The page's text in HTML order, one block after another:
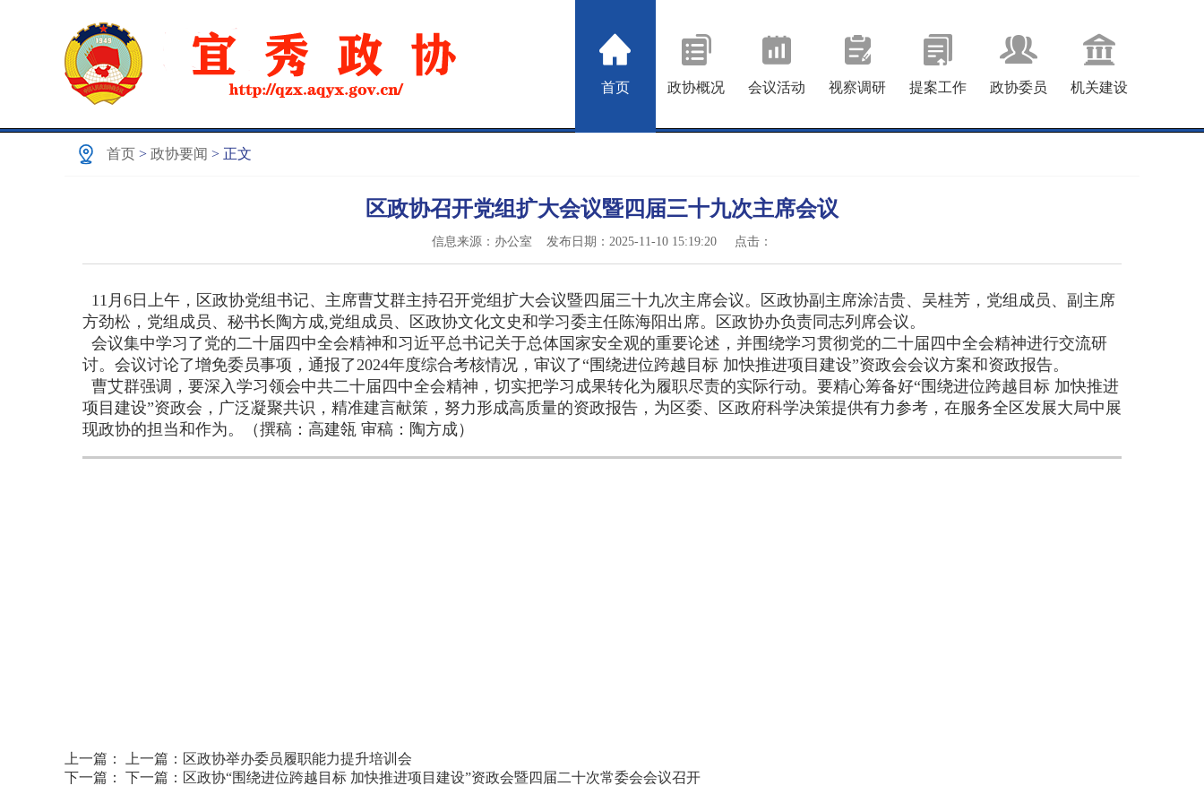
首页 政协概况 会议活动 视察调研 提案工作 政协委员 机关建设
首页 > 政协要闻 > 正文
区政协召开党组扩大会议暨四届三十九次主席会议
信息来源：办公室 发布日期：2025-11-10 15:19:20 点击：
11月6日上午，区政协党组书记、主席曹艾群主持召开党组扩大会议暨四届三十九次主席会议。区政协副主席涂洁贵、吴桂芳，党组成员、副主席
方劲松，党组成员、秘书长陶方成,党组成员、区政协文化文史和学习委主任陈海阳出席。区政协办负责同志列席会议。
会议集中学习了党的二十届四中全会精神和习近平总书记关于总体国家安全观的重要论述，并围绕学习贯彻党的二十届四中全会精神进行交流研
讨。会议讨论了增免委员事项，通报了2024年度综合考核情况，审议了“围绕进位跨越目标 加快推进项目建设”资政会会议方案和资政报告。
曹艾群强调，要深入学习领会中共二十届四中全会精神，切实把学习成果转化为履职尽责的实际行动。要精心筹备好“围绕进位跨越目标 加快推进
项目建设”资政会，广泛凝聚共识，精准建言献策，努力形成高质量的资政报告，为区委、区政府科学决策提供有力参考，在服务全区发展大局中展
现政协的担当和作为。（撰稿：高建瓴 审稿：陶方成）
上一篇： 上一篇： 区政协举办委员履职能力提升培训会
下一篇： 下一篇： 区政协“围绕进位跨越目标 加快推进项目建设”资政会暨四届二十次常委会会议召开